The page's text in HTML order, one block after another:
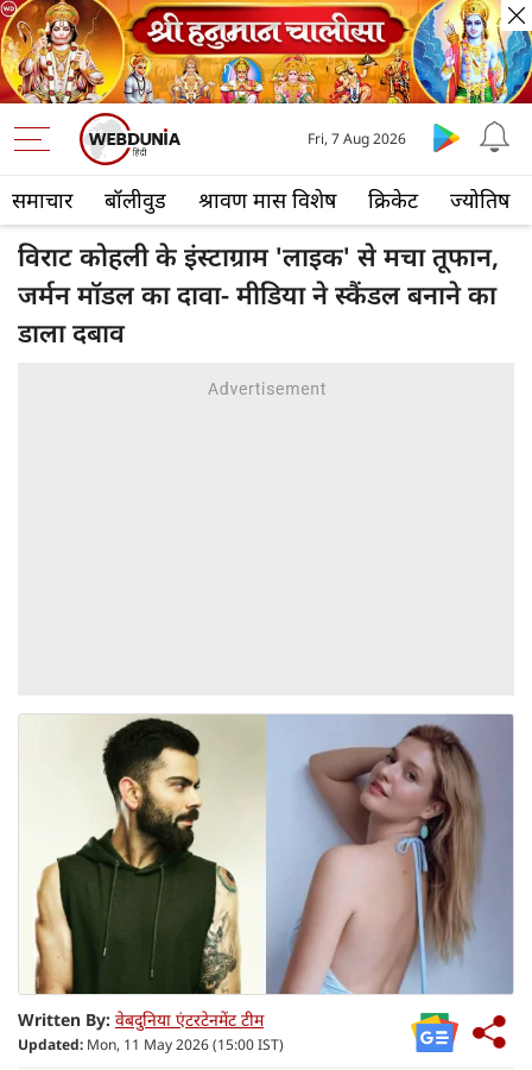
समाचार बॉलीवुड श्रावण मास विशेष क्रिकेट ज्योतिष
Fri, 7 Aug 2026
विराट कोहली के इंस्टाग्राम 'लाइक' से मचा तूफान,
जर्मन मॉडल का दावा- मीडिया ने स्कैंडल बनाने का
डाला दबाव
Written By: वेबदुनिया एंटरटेनमेंट टीम
Updated: Mon, 11 May 2026 (15:00 IST)